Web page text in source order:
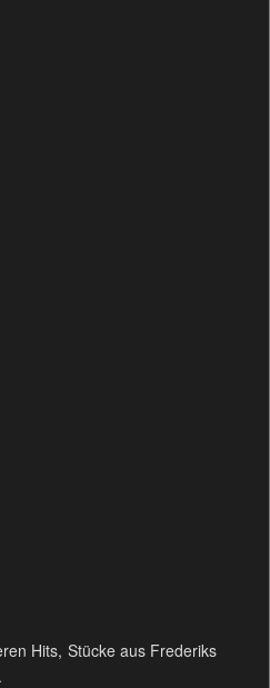
Hits, Stücke aus Frederiks